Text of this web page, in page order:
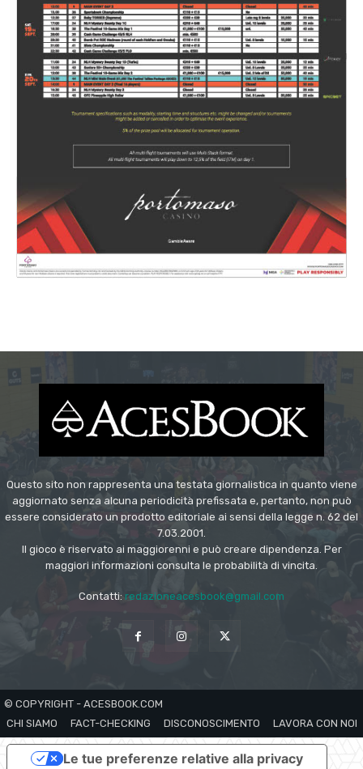
Questo sito non rappresenta una testata giornalistica in quanto viene
aggiornato senza alcuna periodicità prefissata e, pertanto, non può
essere considerato un prodotto editoriale ai sensi della legge n. 62 del
7.03.2001.
Il gioco è riservato ai maggiorenni e può creare dipendenza. Per
maggiori informazioni consulta le probabilità di vincita.
Contatti: redazioneacesbook@gmail.com
© COPYRIGHT - ACESBOOK.COM
CHI SIAMO
FACT-CHECKING DISCONOSCIMENTO LAVORA CON NOI
Le tue preferenze relative alla privacy